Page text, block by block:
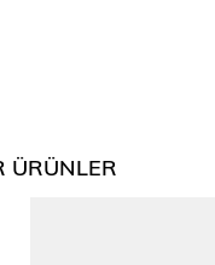
ÜRÜNLER